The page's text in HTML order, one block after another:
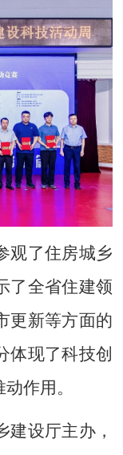
观了住房城乡
了全省住建领
更新等方面的
体现了科技创
动作用 。
建设厅主办，